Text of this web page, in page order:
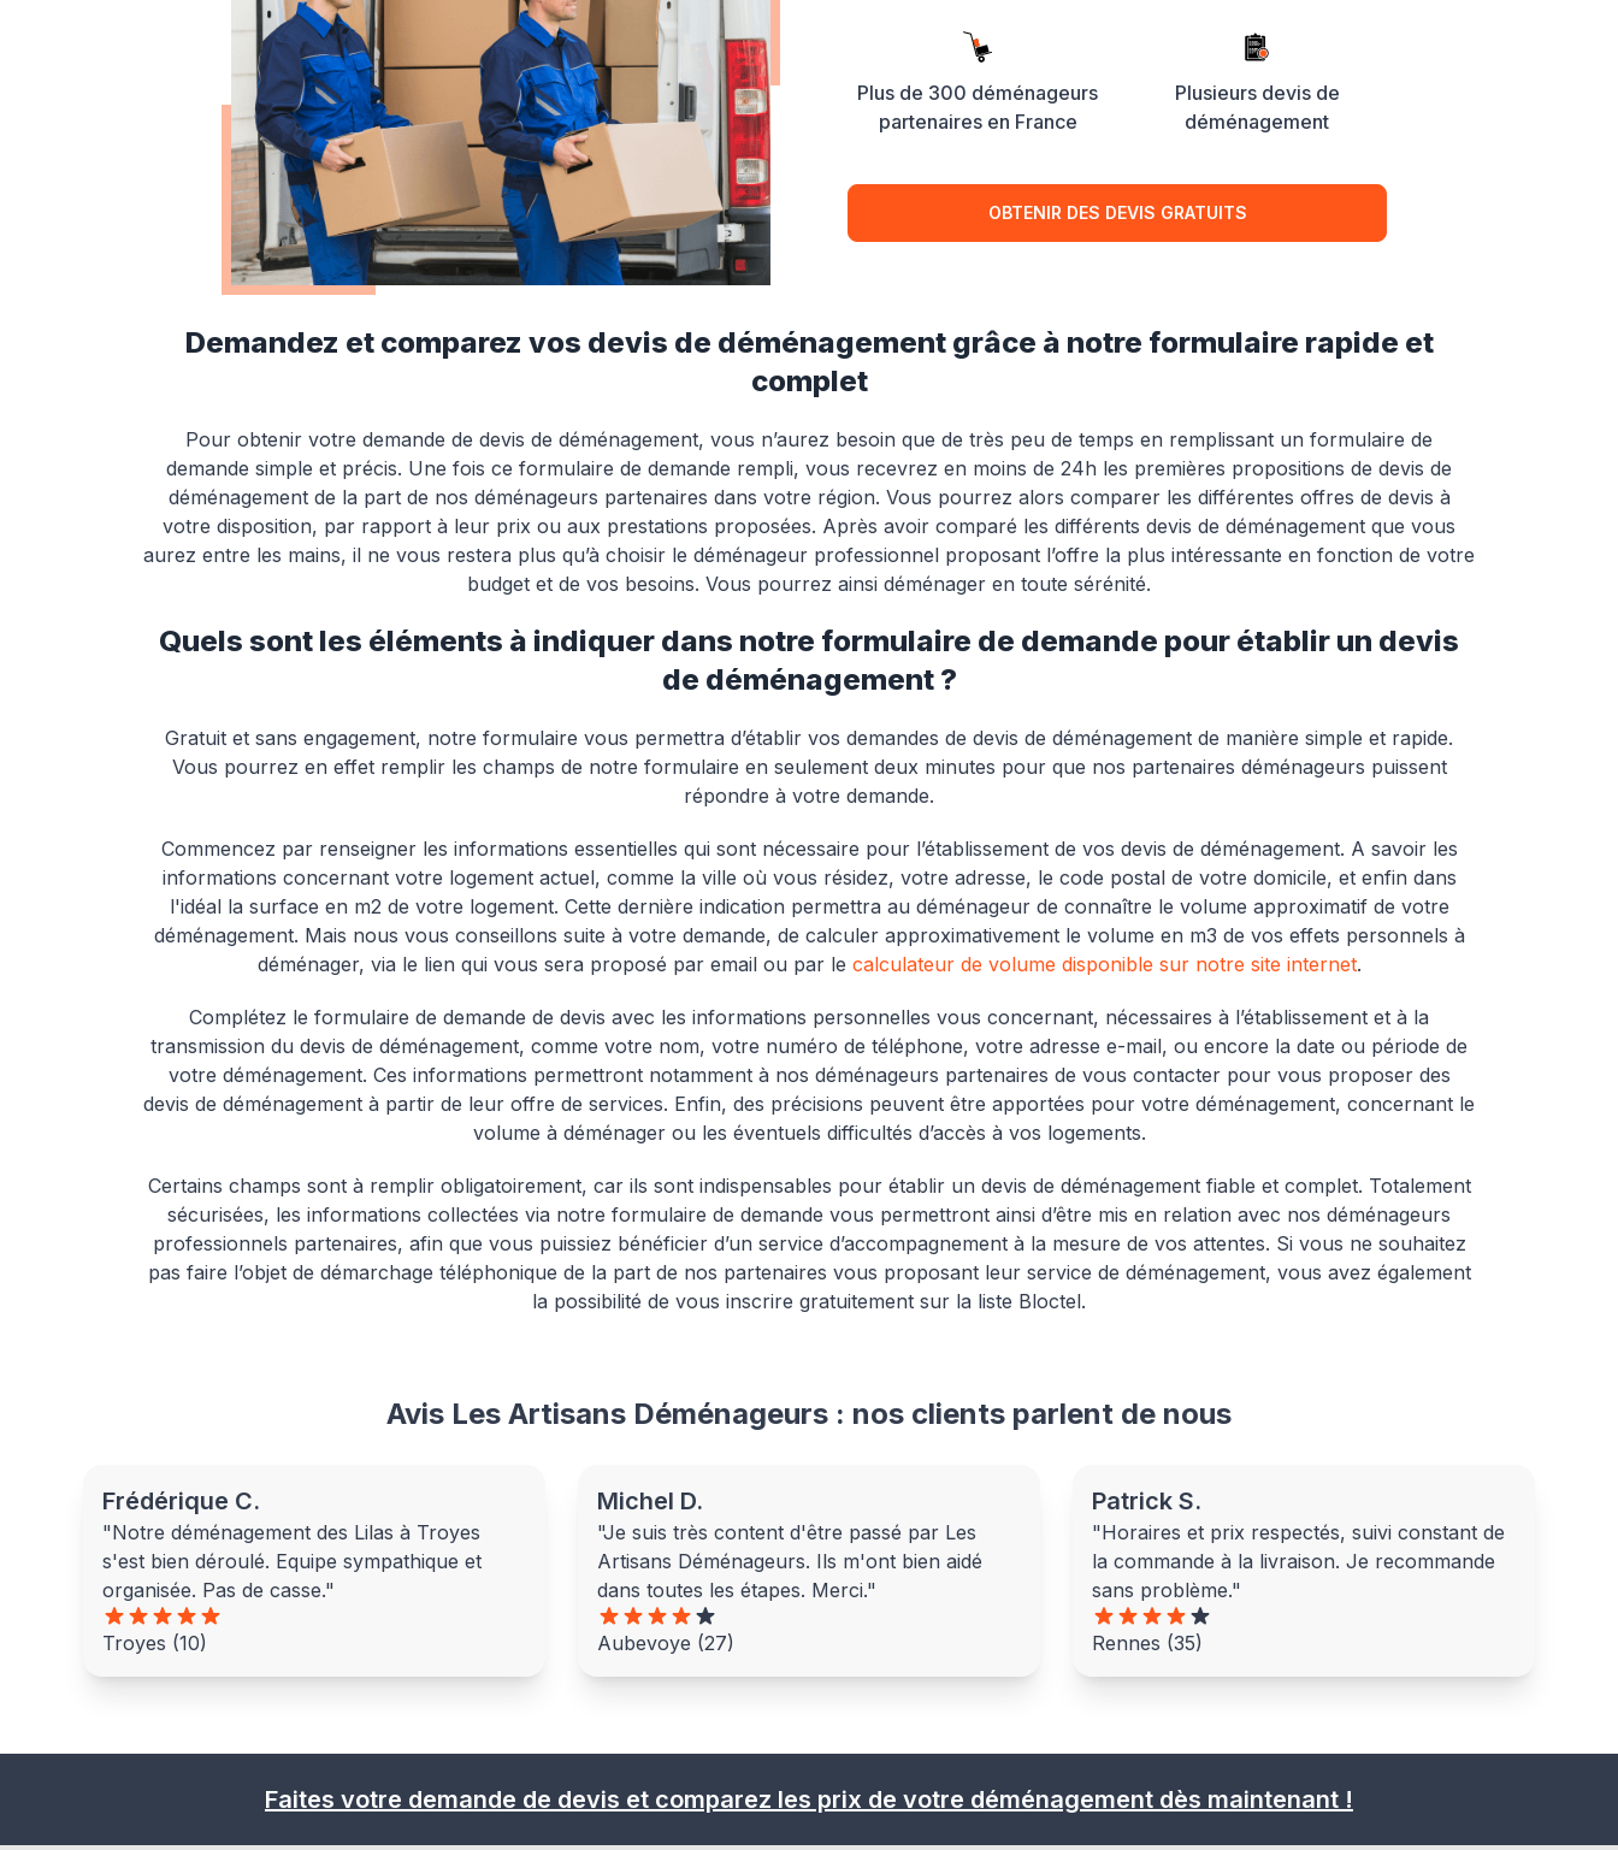
Plus de 300 déménageurs
partenaires en France
Plusieurs devis de
déménagement
OBTENIR DES DEVIS GRATUITS
Demandez et comparez vos devis de déménagement grâce à notre formulaire rapide et
complet
Pour obtenir votre demande de devis de déménagement, vous n’aurez besoin que de très peu de temps en remplissant un formulaire de
demande simple et précis. Une fois ce formulaire de demande rempli, vous recevrez en moins de 24h les premières propositions de devis de
déménagement de la part de nos déménageurs partenaires dans votre région. Vous pourrez alors comparer les différentes offres de devis à
votre disposition, par rapport à leur prix ou aux prestations proposées. Après avoir comparé les différents devis de déménagement que vous
aurez entre les mains, il ne vous restera plus qu’à choisir le déménageur professionnel proposant l’offre la plus intéressante en fonction de votre
budget et de vos besoins. Vous pourrez ainsi déménager en toute sérénité.
Quels sont les éléments à indiquer dans notre formulaire de demande pour établir un devis
de déménagement ?
Gratuit et sans engagement, notre formulaire vous permettra d’établir vos demandes de devis de déménagement de manière simple et rapide.
Vous pourrez en effet remplir les champs de notre formulaire en seulement deux minutes pour que nos partenaires déménageurs puissent
répondre à votre demande.
Commencez par renseigner les informations essentielles qui sont nécessaire pour l’établissement de vos devis de déménagement. A savoir les
informations concernant votre logement actuel, comme la ville où vous résidez, votre adresse, le code postal de votre domicile, et enfin dans
l'idéal la surface en m2 de votre logement. Cette dernière indication permettra au déménageur de connaître le volume approximatif de votre
déménagement. Mais nous vous conseillons suite à votre demande, de calculer approximativement le volume en m3 de vos effets personnels à
déménager, via le lien qui vous sera proposé par email ou par le calculateur de volume disponible sur notre site internet.
Complétez le formulaire de demande de devis avec les informations personnelles vous concernant, nécessaires à l’établissement et à la
transmission du devis de déménagement, comme votre nom, votre numéro de téléphone, votre adresse e-mail, ou encore la date ou période de
votre déménagement. Ces informations permettront notamment à nos déménageurs partenaires de vous contacter pour vous proposer des
devis de déménagement à partir de leur offre de services. Enfin, des précisions peuvent être apportées pour votre déménagement, concernant le
volume à déménager ou les éventuels difficultés d’accès à vos logements.
Certains champs sont à remplir obligatoirement, car ils sont indispensables pour établir un devis de déménagement fiable et complet. Totalement
sécurisées, les informations collectées via notre formulaire de demande vous permettront ainsi d’être mis en relation avec nos déménageurs
professionnels partenaires, afin que vous puissiez bénéficier d’un service d’accompagnement à la mesure de vos attentes. Si vous ne souhaitez
pas faire l’objet de démarchage téléphonique de la part de nos partenaires vous proposant leur service de déménagement, vous avez également
la possibilité de vous inscrire gratuitement sur la liste Bloctel.
Avis Les Artisans Déménageurs : nos clients parlent de nous
Frédérique C.
"Notre déménagement des Lilas à Troyes
s'est bien déroulé. Equipe sympathique et
organisée. Pas de casse."
Troyes (10)
Michel D.
"Je suis très content d'être passé par Les
Artisans Déménageurs. Ils m'ont bien aidé
dans toutes les étapes. Merci."
Aubevoye (27)
Patrick S.
"Horaires et prix respectés, suivi constant de
la commande à la livraison. Je recommande
sans problème."
Rennes (35)
Faites votre demande de devis et comparez les prix de votre déménagement dès maintenant !